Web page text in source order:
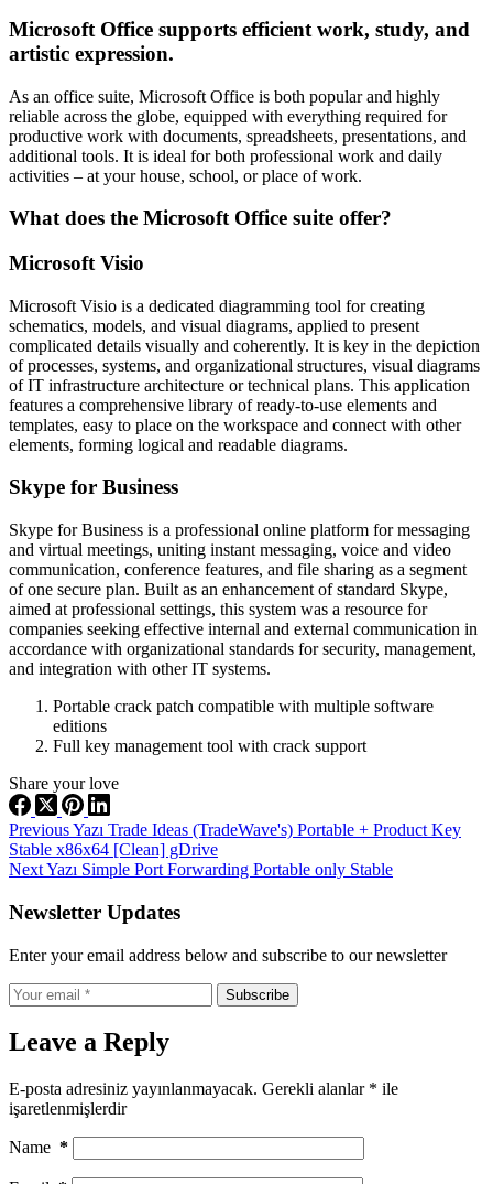
Microsoft Office supports efficient work, study, and
artistic expression.
As an office suite, Microsoft Office is both popular and highly
reliable across the globe, equipped with everything required for
productive work with documents, spreadsheets, presentations, and
additional tools. It is ideal for both professional work and daily
activities – at your house, school, or place of work.
What does the Microsoft Office suite offer?
Microsoft Visio
Microsoft Visio is a dedicated diagramming tool for creating
schematics, models, and visual diagrams, applied to present
complicated details visually and coherently. It is key in the depiction
of processes, systems, and organizational structures, visual diagrams
of IT infrastructure architecture or technical plans. This application
features a comprehensive library of ready-to-use elements and
templates, easy to place on the workspace and connect with other
elements, forming logical and readable diagrams.
Skype for Business
Skype for Business is a professional online platform for messaging
and virtual meetings, uniting instant messaging, voice and video
communication, conference features, and file sharing as a segment
of one secure plan. Built as an enhancement of standard Skype,
aimed at professional settings, this system was a resource for
companies seeking effective internal and external communication in
accordance with organizational standards for security, management,
and integration with other IT systems.
Portable crack patch compatible with multiple software
editions
Full key management tool with crack support
Share your love
PreviousYazı Trade Ideas (TradeWave's) Portable + Product Key
Stable x86x64 [Clean] gDrive
NextYazı Simple Port Forwarding Portable only Stable
Newsletter Updates
Enter your email address below and subscribe to our newsletter
Subscribe
Leave a Reply
E-posta adresiniz yayınlanmayacak. Gerekli alanlar * ile
işaretlenmişlerdir
Name *